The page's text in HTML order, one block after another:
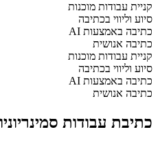
קניית עבודות מוכנות
סיוע וליווי בכתיבה
כתיבה באמצעות AI
כתיבה אנושית
קניית עבודות מוכנות
סיוע וליווי בכתיבה
כתיבה באמצעות AI
כתיבה אנושית
כתיבת עבודות